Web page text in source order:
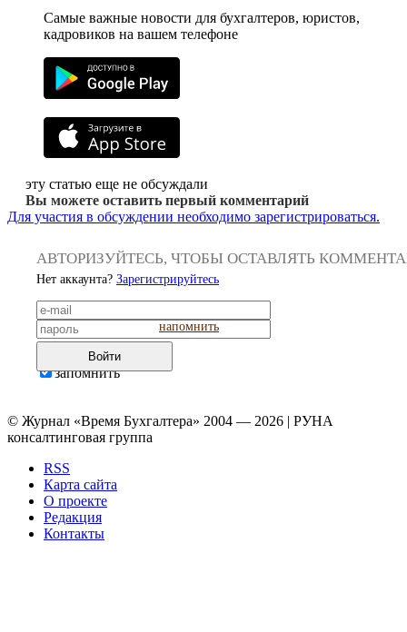
Самые важные новости для бухгалтеров, юристов,
кадровиков на вашем телефоне
эту статью еще не обсуждали
Вы можете оставить первый комментарий
Для участия в обсуждении необходимо зарегистрироваться.
АВТОРИЗУЙТЕСЬ, ЧТОБЫ ОСТАВЛЯТЬ
Нет аккаунта? Зарегистрируйтесь
напомнить
Войти
запомнить
© Журнал «Время Бухгалтера» 2004 — 2026 | РУНА
консалтинговая группа
RSS
Карта сайта
О проекте
Редакция
Контакты